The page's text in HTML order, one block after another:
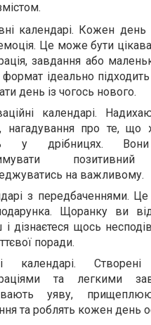
календарі. Кожен день
Це може бути
завдання або
ідеально
день із чогось нового.
календарі.
нагадування про те, що
у дрібницях.
на важливому.
з передбаченнями. Це
Щоранку ви
і дізнаєтеся щось
поради.
календарі.
та легкими
уяву,
та роблять кожен день